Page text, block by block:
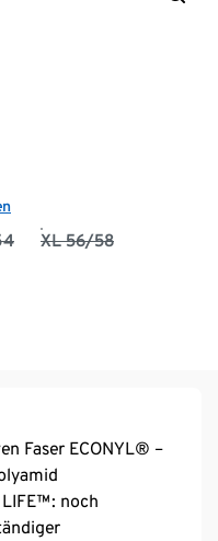
XL 56/58
Faser ECONYL® –
LIFE™: noch